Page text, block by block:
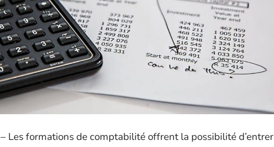
– Les formations de comptabilité offrent la possibilité d’entrer